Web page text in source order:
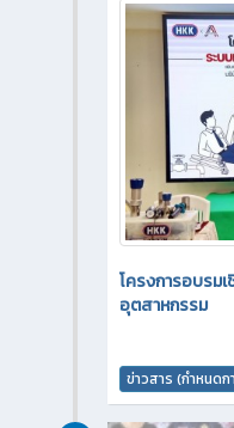
โครงการอบรม
อุตสาหกรรม
ข่าวสาร (กำหนดก